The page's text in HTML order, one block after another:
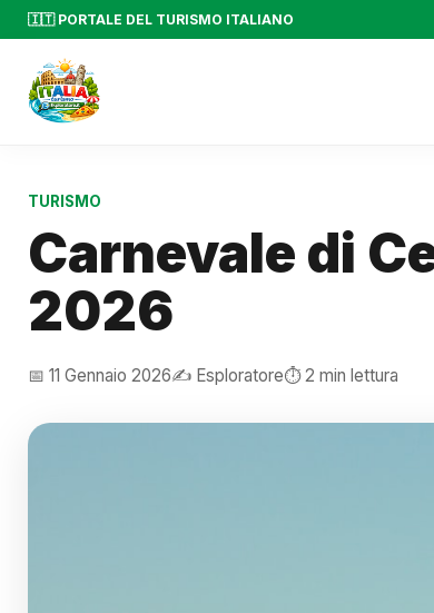
🇮🇹 PORTALE DEL TURISMO ITALIANO
TURISMO
Carnevale di
2026
📅 11 Gennaio 2026✍️ Esploratore⏱️ 2 min lettura